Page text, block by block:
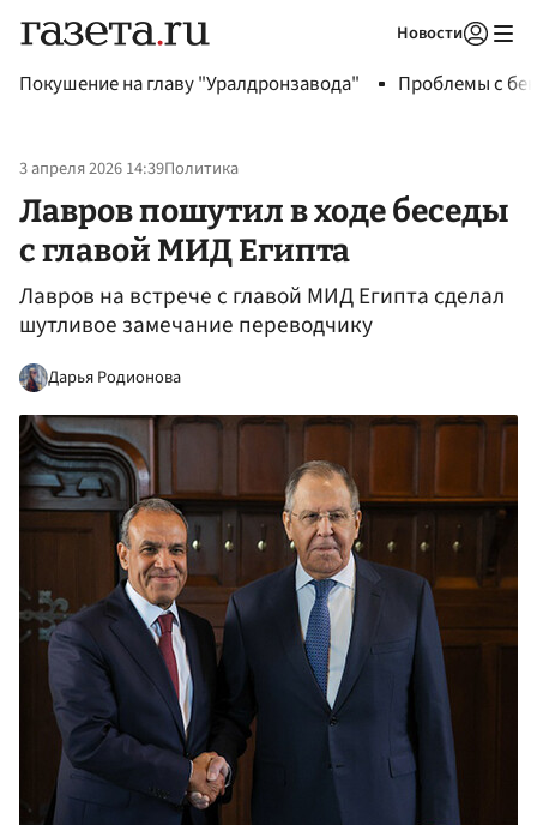
Новости
Покушение на главу "Уралдронзавода" Проблемы с
3 апреля 2026 14:39Политика
Лавров пошутил в ходе беседы
с главой МИД Египта
Лавров на встрече с главой МИД Египта сделал
шутливое замечание переводчику
Дарья Родионова